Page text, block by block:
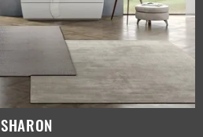
SHARON